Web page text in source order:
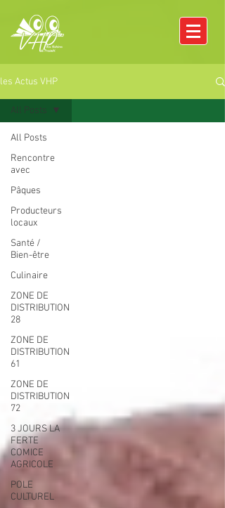
les Actus VHP
All Posts
Rencontre
avec
Pâques
Producteurs
locaux
Santé /
Bien-être
Culinaire
ZONE DE
DISTRIBUTION
28
ZONE DE
DISTRIBUTION
61
ZONE DE
DISTRIBUTION
72
3 JOURS LA
FERTE
COMICE
AGRICOLE
POLE
CULTUREL
All Posts